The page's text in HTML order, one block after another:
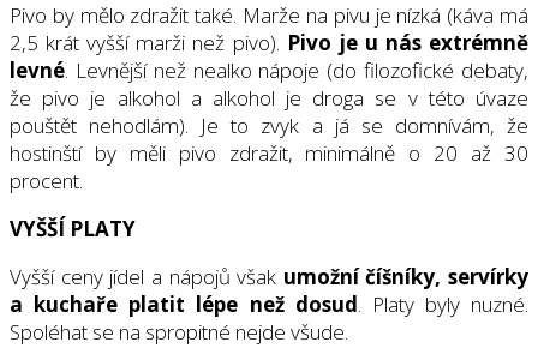
Pivo by mělo zdražit také. Marže na pivu je nízká (káva má
2,5 krát vyšší marži než pivo). Pivo je u nás extrémně
levné. Levnější než nealko nápoje (do filozofické debaty,
že pivo je alkohol a alkohol je droga se v této úvaze
pouštět nehodlám). Je to zvyk a já se domnívám, že
hostinští by měli pivo zdražit, minimálně o 20 až 30
procent.
VYŠŠÍ PLATY
Vyšší ceny jídel a nápojů však umožní číšníky, servírky
a kuchaře platit lépe než dosud. Platy byly nuzné.
Spoléhat se na spropitné nejde všude.